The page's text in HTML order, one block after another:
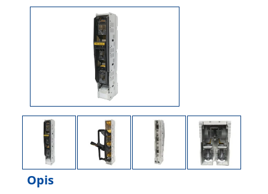
Opis